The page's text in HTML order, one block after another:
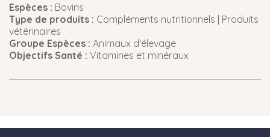
Espèces : Bovins
Type de produits : Compléments nutritionnels | Produits
vétérinaires
Groupe Espèces : Animaux d'élevage
Objectifs Santé : Vitamines et minéraux